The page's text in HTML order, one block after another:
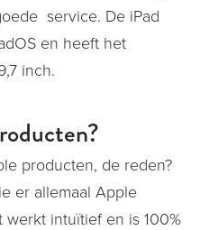
service. De iPad
en heeft het
inch.
producten, de reden?
er allemaal Apple
intuïtief en is 100%